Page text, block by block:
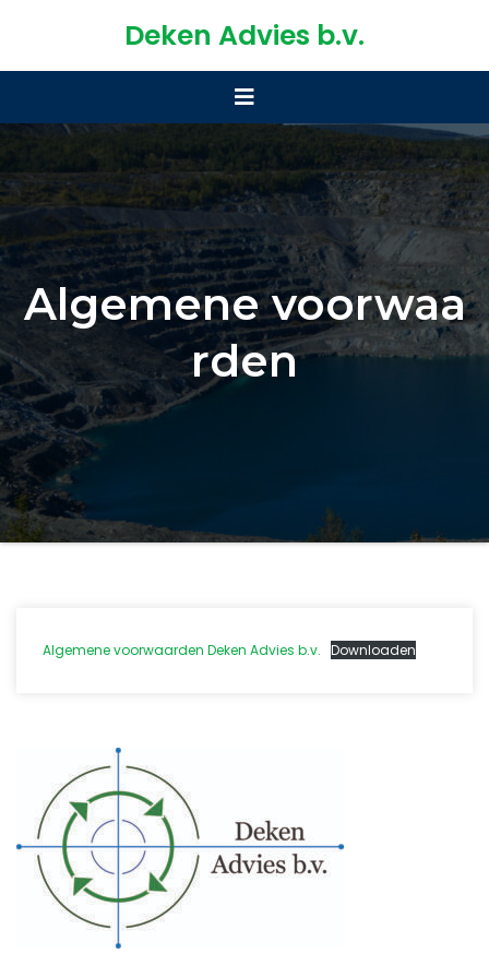
Deken Advies b.v.
Algemene voorwaa
rden
Algemene voorwaarden Deken Advies b.v. Downloaden